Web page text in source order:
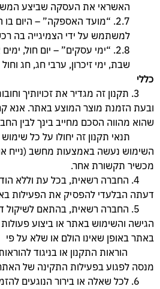
האשראי את העסקה שביצע
2.7. “מועד האספקה” – היום בו
למשתמש על ידי הצמיגייה בה
2.8. “ימי עסקים” – יום חול,
שבת, ימי זיכרון, ערבי חג, חג
כללי
3. תקנון זה מגדיר את זכויותיך
ובעת הזמנת מוצר המוצע באתר. אנא
שהוא מהווה הסכם מחייב בינך לבין
תנאי תקנון זה יחולו על כל
השימוש נעשה באמצעות מחשב (נייח
מכשיר תקשורת אחר.
4. החברה רשאית, בכל עת וללא
דעתה הבלעדי להפסיק את הפעילות
5. החברה רשאית, בהתאם לשיקול
הגישה והשימוש באתר או ביצוע
באתר באופן שאינו הולם או שלא על פי
הוראות התקנון או בניגוד
מנסה לפגוע בפעילות התקינה של
6. לכל שאלה או בירור הנוגעים